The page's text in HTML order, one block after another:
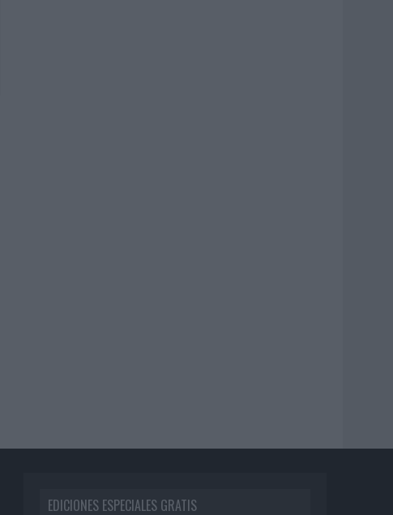
EDICIONES ESPECIALES GRATIS